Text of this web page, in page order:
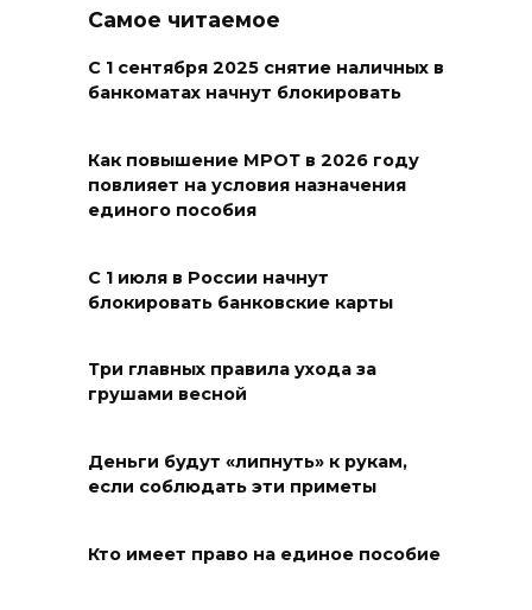
горела трава
В Таганроге горел склад на
250 «квадратах»
Парк не построю: Николай
становиться меценатом для
Ростова
профессиональным
Самое читаемое
С 1 сентября 2025 снятие наличных в
банкоматах начнут блокировать
Как повышение МРОТ в 2026 году
повлияет на условия назначения
единого пособия
С 1 июля в России начнут
блокировать банковские карты
Три главных правила ухода за
грушами весной
Деньги будут «липнуть» к рукам,
если соблюдать эти приметы
Кто имеет право на единое пособие